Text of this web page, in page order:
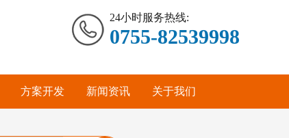
24小时服务热线:
0755-82539998
方案开发 新闻资讯 关于我们